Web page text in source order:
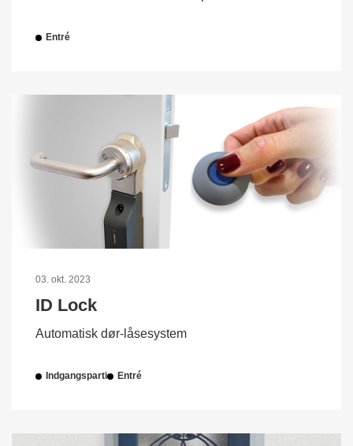
Entré
03. okt. 2023
ID Lock
Automatisk dør-låsesystem
Indgangsparti Entré